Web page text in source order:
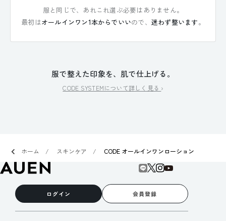
服と同じで、あれこれ選ぶ必要はありません。
最初はオールインワン1本からでいいので、 迷わず整います。
服で整えた印象を、肌で仕上げる。
CODE SYSTEMについて詳しく見る ›
ホーム スキンケア CODE オールインワンローション
ログイン 会員登録